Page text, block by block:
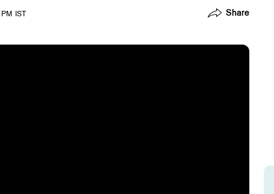
IST Share